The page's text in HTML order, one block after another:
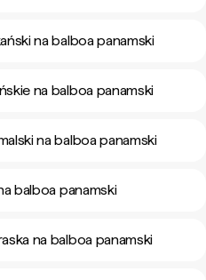
na balboa panamski
na balboa panamski
na balboa panamski
balboa panamski
na balboa panamski